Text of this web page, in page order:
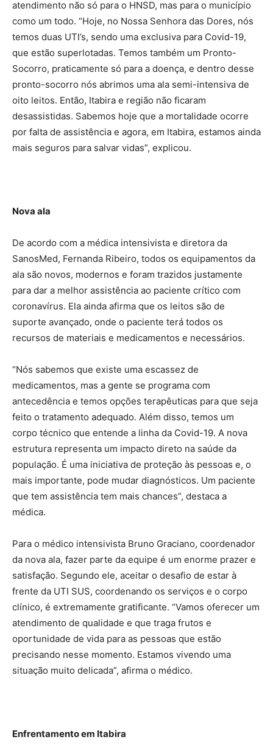
atendimento não só para o HNSD, mas para o município
como um todo. “Hoje, no Nossa Senhora das Dores, nós
temos duas UTI’s, sendo uma exclusiva para Covid-19,
que estão superlotadas. Temos também um Pronto-
Socorro, praticamente só para a doença, e dentro desse
pronto-socorro nós abrimos uma ala semi-intensiva de
oito leitos. Então, Itabira e região não ficaram
desassistidas. Sabemos hoje que a mortalidade ocorre
por falta de assistência e agora, em Itabira, estamos ainda
mais seguros para salvar vidas”, explicou.
Nova ala
De acordo com a médica intensivista e diretora da
SanosMed, Fernanda Ribeiro, todos os equipamentos da
ala são novos, modernos e foram trazidos justamente
para dar a melhor assistência ao paciente crítico com
coronavírus. Ela ainda afirma que os leitos são de
suporte avançado, onde o paciente terá todos os
recursos de materiais e medicamentos e necessários.
“Nós sabemos que existe uma escassez de
medicamentos, mas a gente se programa com
antecedência e temos opções terapêuticas para que seja
feito o tratamento adequado. Além disso, temos um
corpo técnico que entende a linha da Covid-19. A nova
estrutura representa um impacto direto na saúde da
população. É uma iniciativa de proteção às pessoas e, o
mais importante, pode mudar diagnósticos. Um paciente
que tem assistência tem mais chances”, destaca a
médica.
Para o médico intensivista Bruno Graciano, coordenador
da nova ala, fazer parte da equipe é um enorme prazer e
satisfação. Segundo ele, aceitar o desafio de estar à
frente da UTI SUS, coordenando os serviços e o corpo
clínico, é extremamente gratificante. “Vamos oferecer um
atendimento de qualidade e que traga frutos e
oportunidade de vida para as pessoas que estão
precisando nesse momento. Estamos vivendo uma
situação muito delicada”, afirma o médico.
Enfrentamento em Itabira